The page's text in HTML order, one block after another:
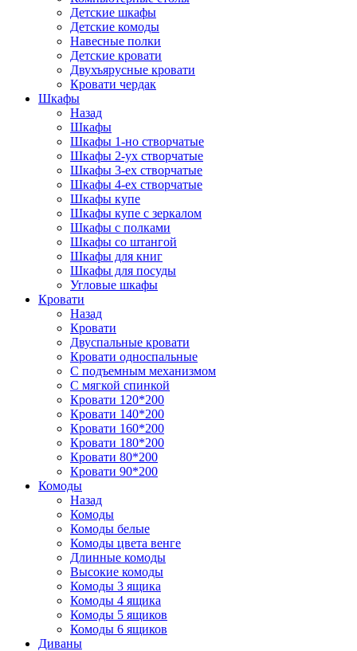
Детские шкафы
Детские комоды
Навесные полки
Детские кровати
Двухъярусные кровати
Кровати чердак
Шкафы
Назад
Шкафы
Шкафы 1-но створчатые
Шкафы 2-ух створчатые
Шкафы 3-ех створчатые
Шкафы 4-ех створчатые
Шкафы купе
Шкафы купе с зеркалом
Шкафы с полками
Шкафы со штангой
Шкафы для книг
Шкафы для посуды
Угловые шкафы
Кровати
Назад
Кровати
Двуспальные кровати
Кровати односпальные
С подъемным механизмом
С мягкой спинкой
Кровати 120*200
Кровати 140*200
Кровати 160*200
Кровати 180*200
Кровати 80*200
Кровати 90*200
Комоды
Назад
Комоды
Комоды белые
Комоды цвета венге
Длинные комоды
Высокие комоды
Комоды 3 ящика
Комоды 4 ящика
Комоды 5 ящиков
Комоды 6 ящиков
Диваны